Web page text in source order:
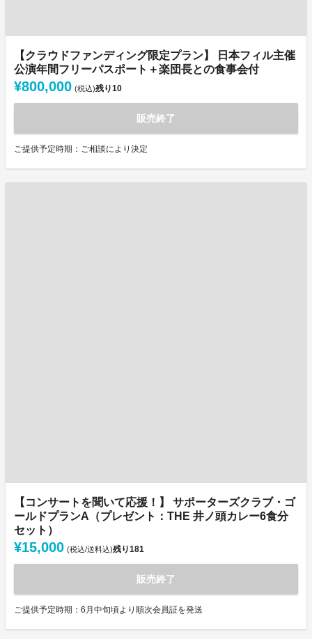
【クラウドファンディング限定プラン】 日本フィル主催
公演年間フリーパスポート＋楽団長との食事会付
¥800,000 (税込)残り10
販売終了
ご提供予定時期：ご相談により決定
【コンサートを聞いて応援！】 サポーターズクラブ・ゴ
ールドプランA（プレゼント：THE 井ノ頭カレー6食分
セット）
¥15,000 (税込/送料込)残り181
販売終了
ご提供予定時期：6月中旬頃より順次会員証を発送